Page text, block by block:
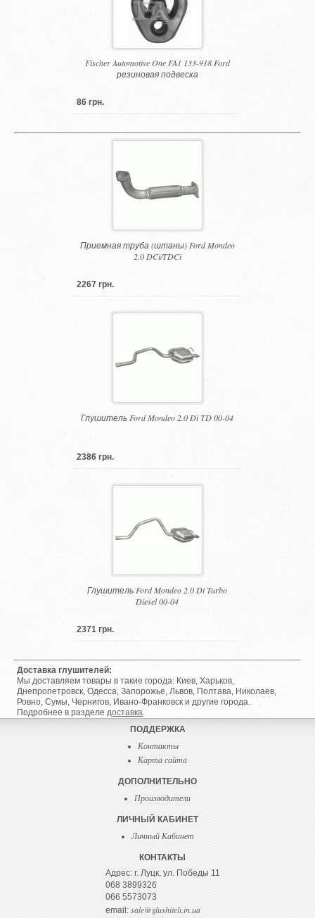
Fischer Automotive One FA1 133-918 Ford
резиновая подвеска
86 грн.
Приемная труба (штаны) Ford Mondeo
2.0 DCi/TDCi
2267 грн.
Глушитель Ford Mondeo 2.0 Di TD 00-04
2386 грн.
Глушитель Ford Mondeo 2.0 Di Turbo
Diesel 00-04
2371 грн.
Доставка глушителей:
Мы доставляем товары в такие города: Киев, Харьков,
Днепропетровск, Одесса, Запорожье, Львов, Полтава, Николаев,
Ровно, Сумы, Чернигов, Ивано-Франковск и другие города.
Подробнее в разделедоставка.
ПОДДЕРЖКА
Контакты
Карта сайта
ДОПОЛНИТЕЛЬНО
Производители
ЛИЧНЫЙ КАБИНЕТ
Личный Кабинет
КОНТАКТЫ
Адрес: г. Луцк, ул. Победы 11
068 3899326
066 5573073
email: sale@glushiteli.in.ua